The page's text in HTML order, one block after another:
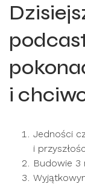
i
Jedności
i
Budowie 3